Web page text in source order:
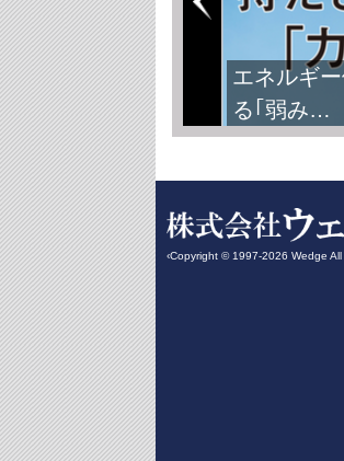
エネルギ
る｢弱み…
‹Copyright © 1997-2026 Wedge All